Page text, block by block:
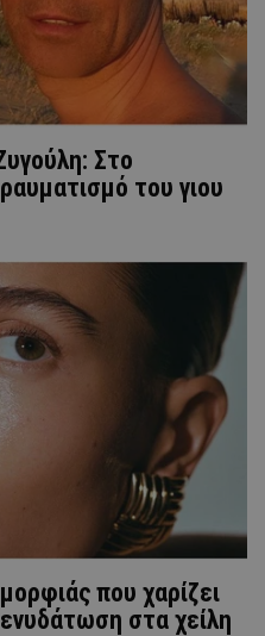
Στο
του γιου
που χαρίζει
στα χείλη